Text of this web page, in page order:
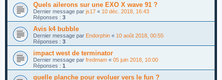
Quels ailerons sur une EXO X wave 91 ?
Dernier message par js17 « 10 déc. 2018, 16:43
Réponses : 3
Avis k4 bubble
Dernier message par Endorphin « 10 août 2018, 00:55
Réponses : 3
impact west de terminator
Dernier message par fredmam « 05 juin 2018, 10:00
Réponses : 1
quelle planche pour evoluer vers le fun ?